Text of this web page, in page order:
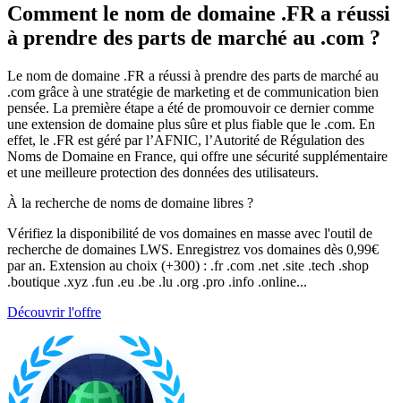
Comment le nom de domaine .FR a réussi
à prendre des parts de marché au .com ?
Le nom de domaine .FR a réussi à prendre des parts de marché au
.com grâce à une stratégie de marketing et de communication bien
pensée. La première étape a été de promouvoir ce dernier comme
une extension de domaine plus sûre et plus fiable que le .com. En
effet, le .FR est géré par l’AFNIC, l’Autorité de Régulation des
Noms de Domaine en France, qui offre une sécurité supplémentaire
et une meilleure protection des données des utilisateurs.
À la recherche de noms de domaine libres ?
Vérifiez la disponibilité de vos domaines en masse avec l'outil de
recherche de domaines LWS. Enregistrez vos domaines dès 0,99€
par an. Extension au choix (+300) : .fr .com .net .site .tech .shop
.boutique .xyz .fun .eu .be .lu .org .pro .info .online...
Découvrir l'offre